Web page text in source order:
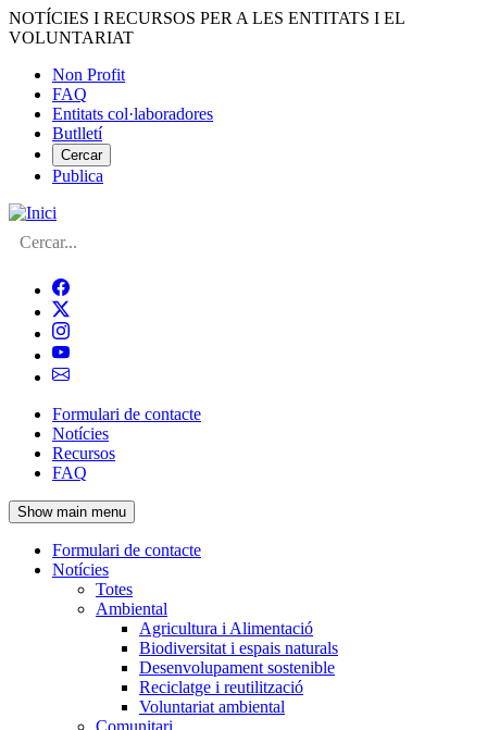
Vés
al
NOTÍCIES I RECURSOS PER A LES ENTITATS I EL
VOLUNTARIAT
Menú
del
compte
d'usuari
Non Profit
FAQ
Entitats col·laboradores
Butlletí
Cercar
Publica
Cerca
Navegació
principal
de
l'encapçalament
Formulari de contacte
Notícies
Recursos
FAQ
Show main menu
Navegació
principal
Formulari de contacte
Notícies
Totes
Ambiental
Agricultura i Alimentació
Biodiversitat i espais naturals
Desenvolupament sostenible
Reciclatge i reutilització
Voluntariat ambiental